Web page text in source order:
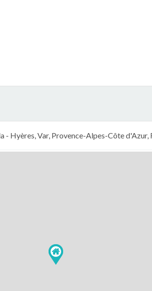
- Hyères, Var, Provence-Alpes-Côte d'Azur,